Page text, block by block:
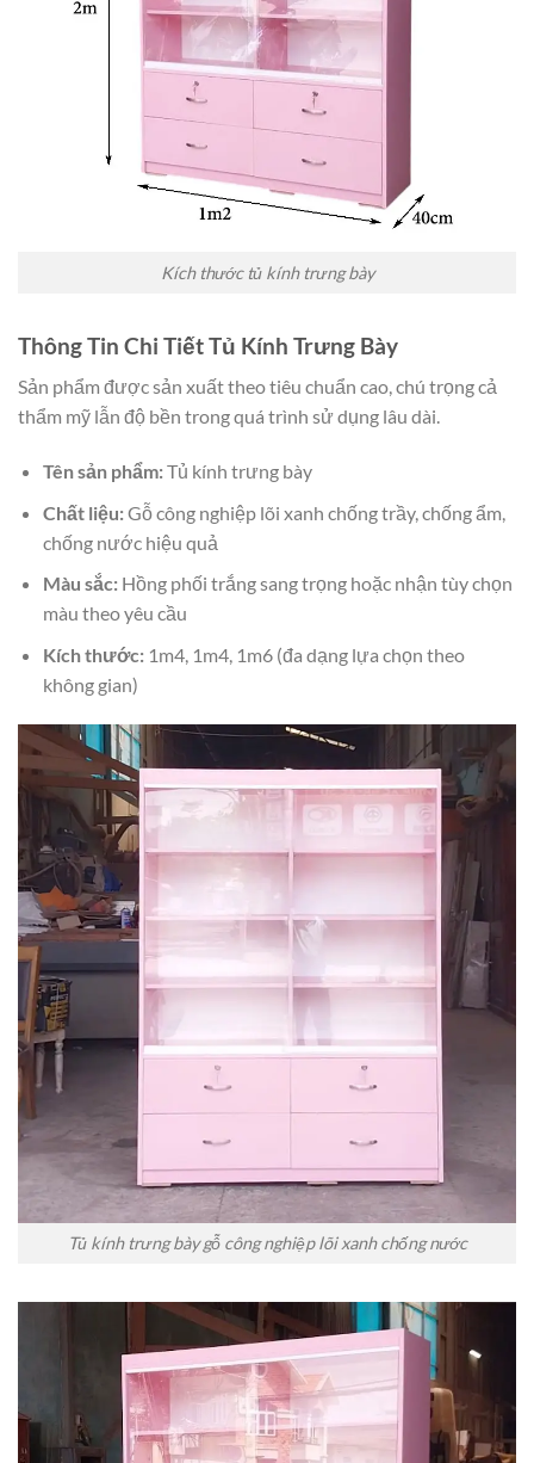
Kích thước tủ kính trưng bày
Thông Tin Chi Tiết Tủ Kính Trưng Bày
Sản phẩm được sản xuất theo tiêu chuẩn cao, chú trọng cả
thẩm mỹ lẫn độ bền trong quá trình sử dụng lâu dài.
Tên sản phẩm:Tủ kính trưng bày
Chất liệu:Gỗ công nghiệp lõi xanh chống trầy, chống ẩm,
chống nước hiệu quả
Màu sắc:Hồng phối trắng sang trọng hoặc nhận tùy chọn
màu theo yêu cầu
Kích thước:1m4, 1m4, 1m6 (đa dạng lựa chọn theo
không gian)
Tủ kính trưng bày gỗ công nghiệp lõi xanh chống nước